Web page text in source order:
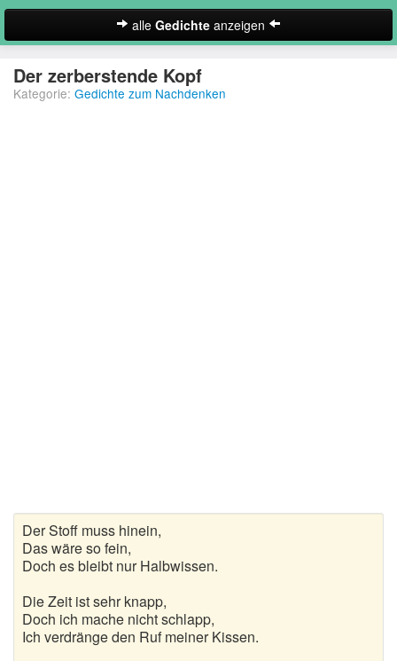
alle Gedichte anzeigen
Neues Gedicht eintragen
Hochzeitsgedichte
Kurze Gedichte
Der zerberstende Kopf
Kategorie: Gedichte zum Nachdenken
Der Stoff muss hinein,
Das wäre so fein,
Doch es bleibt nur Halbwissen.
Die Zeit ist sehr knapp,
Doch ich mache nicht schlapp,
Ich verdränge den Ruf meiner Kissen.